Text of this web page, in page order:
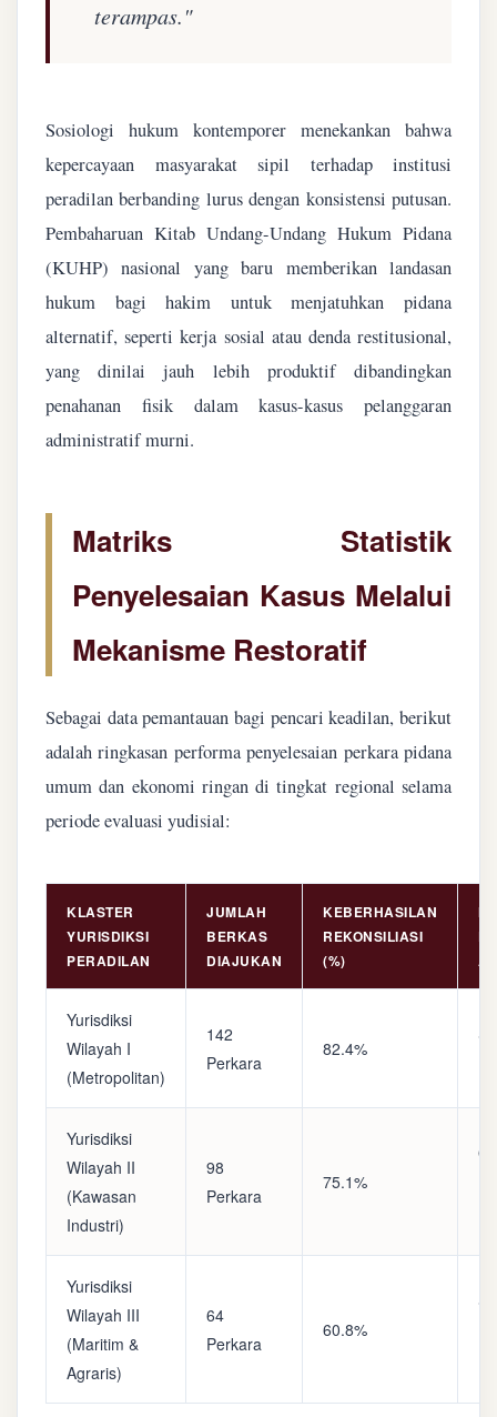
terampas."
Sosiologi hukum kontemporer menekankan bahwa
kepercayaan masyarakat sipil terhadap institusi
peradilan berbanding lurus dengan konsistensi putusan.
Pembaharuan Kitab Undang-Undang Hukum Pidana
(KUHP) nasional yang baru memberikan landasan
hukum bagi hakim untuk menjatuhkan pidana
alternatif, seperti kerja sosial atau denda restitusional,
yang dinilai jauh lebih produktif dibandingkan
penahanan fisik dalam kasus-kasus pelanggaran
administratif murni.
Matriks Statistik
Penyelesaian Kasus Melalui
Mekanisme Restoratif
Sebagai data pemantauan bagi pencari keadilan, berikut
adalah ringkasan performa penyelesaian perkara pidana
umum dan ekonomi ringan di tingkat regional selama
periode evaluasi yudisial:
KLASTER
YURISDIKSI
PERADILAN
JUMLAH
BERKAS
DIAJUKAN
KEBERHASILAN
REKONSILIASI
(%)
Yurisdiksi
Wilayah I
(Metropolitan)
142
Perkara
82.4%
Yurisdiksi
Wilayah II
(Kawasan
Industri)
98
Perkara
75.1%
Yurisdiksi
Wilayah III
(Maritim &
Agraris)
64
Perkara
60.8%